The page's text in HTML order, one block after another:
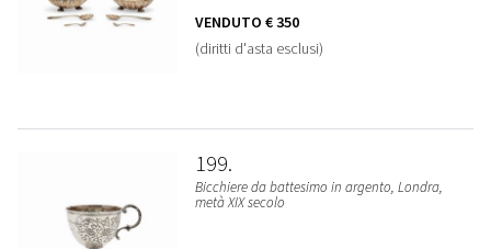
VENDUTO € 350
(diritti d'asta esclusi)
199
Bicchiere da battesimo in argento, Londra,
metà XIX secolo